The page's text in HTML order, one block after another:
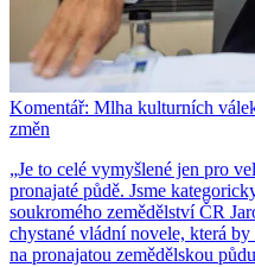
Komentář: Mlha kulturních
změn
„Je to celé vymyšlené jen pro
pronajaté půdě. Jsme
soukromého zemědělství ČR
chystané vládní novele, která
na pronajatou zemědělskou